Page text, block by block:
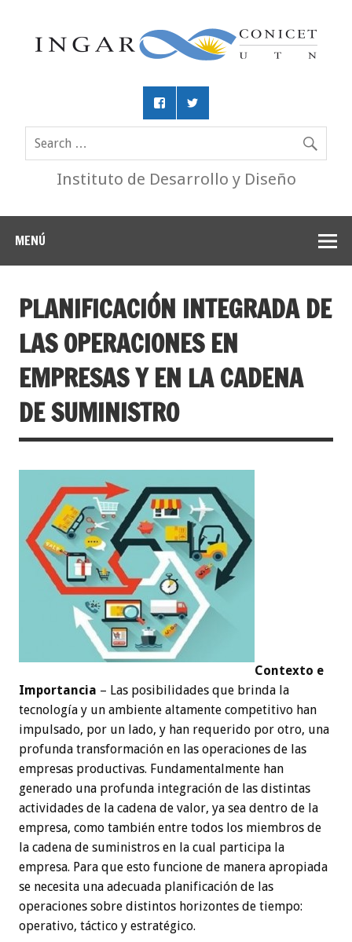
Instituto de Desarrollo y Diseño
MENÚ
PLANIFICACIÓN INTEGRADA DE
LAS OPERACIONES EN
EMPRESAS Y EN LA CADENA
DE SUMINISTRO
Contexto e
Importancia – Las posibilidades que brinda la
tecnología y un ambiente altamente competitivo han
impulsado, por un lado, y han requerido por otro, una
profunda transformación en las operaciones de las
empresas productivas. Fundamentalmente han
generado una profunda integración de las distintas
actividades de la cadena de valor, ya sea dentro de la
empresa, como también entre todos los miembros de
la cadena de suministros en la cual participa la
empresa. Para que esto funcione de manera apropiada
se necesita una adecuada planificación de las
operaciones sobre distintos horizontes de tiempo:
operativo, táctico y estratégico.